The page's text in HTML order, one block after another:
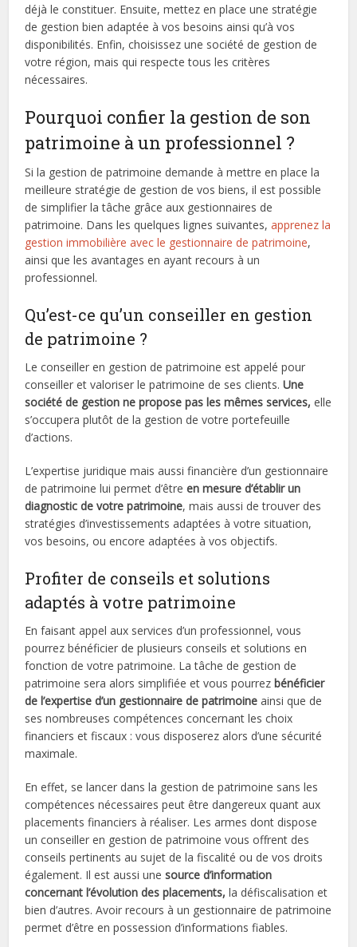
déjà le constituer. Ensuite, mettez en place une stratégie
de gestion bien adaptée à vos besoins ainsi qu’à vos
disponibilités. Enfin, choisissez une société de gestion de
votre région, mais qui respecte tous les critères
nécessaires.
Pourquoi confier la gestion de son
patrimoine à un professionnel ?
Si la gestion de patrimoine demande à mettre en place la
meilleure stratégie de gestion de vos biens, il est possible
de simplifier la tâche grâce aux gestionnaires de
patrimoine. Dans les quelques lignes suivantes,apprenez la
gestion immobilière avec le gestionnaire de patrimoine,
ainsi que les avantages en ayant recours à un
professionnel.
Qu’est-ce qu’un conseiller en gestion
de patrimoine ?
Le conseiller en gestion de patrimoine est appelé pour
conseiller et valoriser le patrimoine de ses clients. Une
société de gestion ne propose pas les mêmes services, elle
s’occupera plutôt de la gestion de votre portefeuille
d’actions.
L’expertise juridique mais aussi financière d’un gestionnaire
de patrimoine lui permet d’êtreen mesure d’établir un
diagnostic de votre patrimoine, mais aussi de trouver des
stratégies d’investissements adaptées à votre situation,
vos besoins, ou encore adaptées à vos objectifs.
Profiter de conseils et solutions
adaptés à votre patrimoine
En faisant appel aux services d’un professionnel, vous
pourrez bénéficier de plusieurs conseils et solutions en
fonction de votre patrimoine. La tâche de gestion de
patrimoine sera alors simplifiée et vous pourrezbénéficier
de l’expertise d’un gestionnaire de patrimoineainsi que de
ses nombreuses compétences concernant les choix
financiers et fiscaux : vous disposerez alors d’une sécurité
maximale.
En effet, se lancer dans la gestion de patrimoine sans les
compétences nécessaires peut être dangereux quant aux
placements financiers à réaliser. Les armes dont dispose
un conseiller en gestion de patrimoine vous offrent des
conseils pertinents au sujet de la fiscalité ou de vos droits
également. Il est aussi unesource d’information
concernant l’évolution des placements, la défiscalisation et
bien d’autres. Avoir recours à un gestionnaire de patrimoine
permet d’être en possession d’informations fiables.